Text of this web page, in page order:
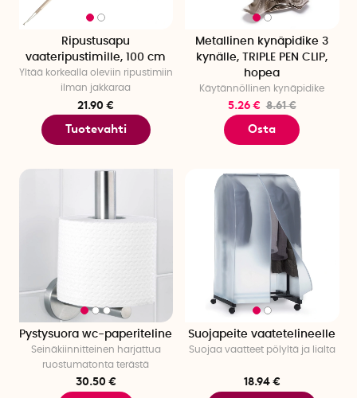
Ripustusapu
vaateripustimille, 100 cm
Yltää korkealla oleviin ripustimiin
ilman jakkaraa
21.90 €
Tuotevahti
Metallinen kynäpidike 3
kynälle, TRIPLE PEN CLIP,
hopea
Käytännöllinen kynäpidike
5.26 € 8.61 €
Osta
Pystysuora wc-paperiteline
Seinäkiinnitteinen harjattua
ruostumatonta terästä
30.50 €
Suojapeite vaatetelineelle
Suojaa vaatteet pölyltä ja lialta
18.94 €